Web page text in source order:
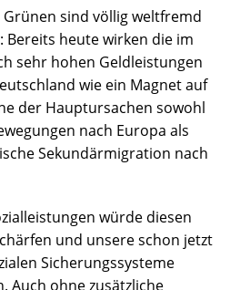
sind völlig weltfremd
heute wirken die im
sehr hohen Geldleistungen
wie ein Magnet auf
der Hauptursachen sowohl
nach Europa als
Sekundärmigration nach
würde diesen
und unsere schon jetzt
Sicherungssysteme
Auch ohne zusätzliche